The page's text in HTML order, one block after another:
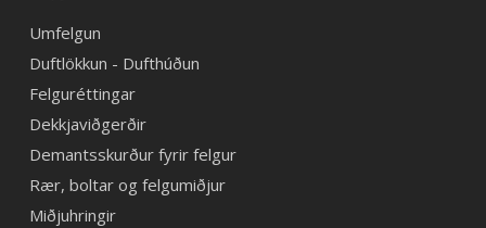
Umfelgun
Duftlökkun - Dufthúðun
Felguréttingar
Dekkjaviðgerðir
Demantsskurður fyrir felgur
Rær, boltar og felgumiðjur
Miðjuhringir